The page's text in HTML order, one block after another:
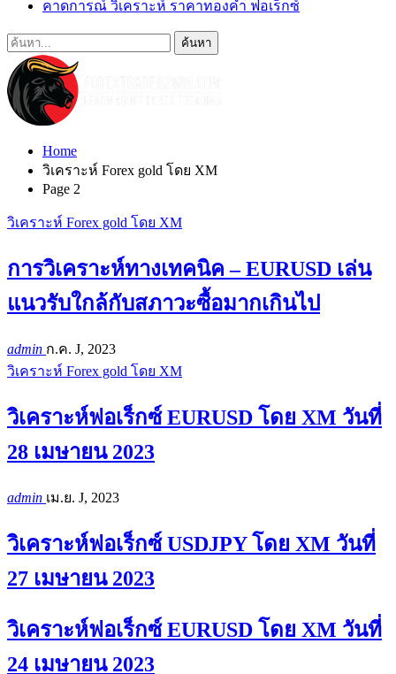
คาดการณ์ วิเคราะห์ ราคาทองคำ ฟอเร็กซ์
Home
วิเคราะห์ Forex gold โดย XM
Page 2
วิเคราะห์ Forex gold โดย XM
การวิเคราะห์ทางเทคนิค – EURUSD เล่น
แนวรับใกล้กับสภาวะซื้อมากเกินไป
admin ก.ค. J, 2023
วิเคราะห์ Forex gold โดย XM
วิเคราะห์ฟอเร็กซ์ EURUSD โดย XM วันที่
28 เมษายน 2023
admin เม.ย. J, 2023
วิเคราะห์ฟอเร็กซ์ USDJPY โดย XM วันที่
27 เมษายน 2023
วิเคราะห์ฟอเร็กซ์ EURUSD โดย XM วันที่
24 เมษายน 2023